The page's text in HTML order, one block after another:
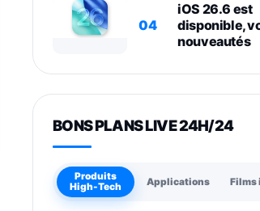
04
iOS 26.6 est
disponible,
nouveautés
BONS PLANS LIVE 24H/24
Produits
High-Tech
Applications Films